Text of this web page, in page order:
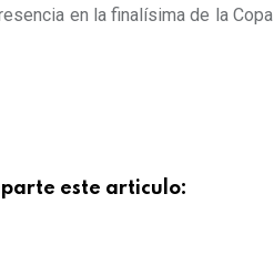
en la finalísima de la Copa
este articulo: